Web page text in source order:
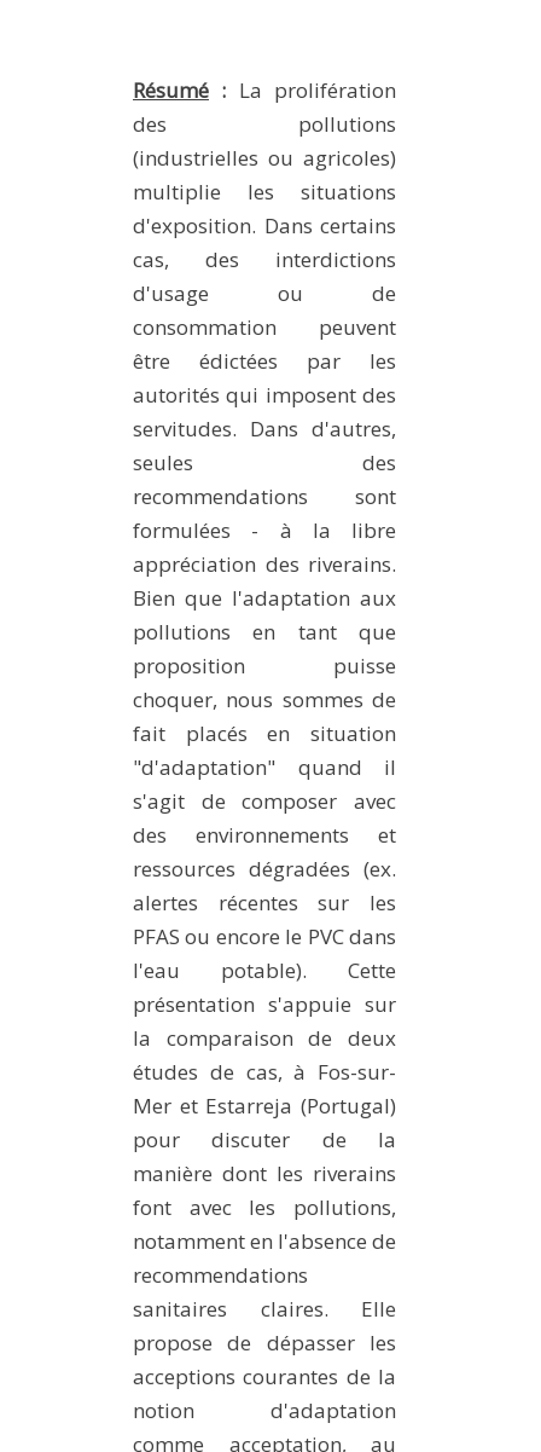
THEMATIC NOTES
Résumé : La prolifération
des pollutions
(industrielles ou agricoles)
multiplie les situations
d'exposition. Dans certains
cas, des interdictions
d'usage ou de
consommation peuvent
être édictées par les
autorités qui imposent des
servitudes. Dans d'autres,
seules des
recommendations sont
formulées - à la libre
appréciation des riverains.
Bien que l'adaptation aux
pollutions en tant que
proposition puisse
choquer, nous sommes de
fait placés en situation
"d'adaptation" quand il
s'agit de composer avec
des environnements et
ressources dégradées (ex.
alertes récentes sur les
PFAS ou encore le PVC dans
l'eau potable). Cette
présentation s'appuie sur
la comparaison de deux
études de cas, à Fos-sur-
Mer et Estarreja (Portugal)
pour discuter de la
manière dont les riverains
font avec les pollutions,
notamment en l'absence de
recommendations
sanitaires claires. Elle
propose de dépasser les
acceptions courantes de la
notion d'adaptation
comme acceptation, au